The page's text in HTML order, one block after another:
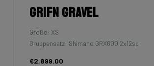
Grifn Gravel
Größe: XS
Gruppensatz: Shimano GRX600 2x12sp
€2,899.00